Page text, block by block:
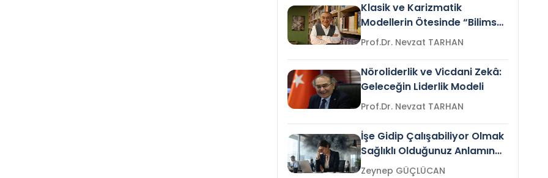
Klasik ve Karizmatik
Modellerin Ötesinde “Bilimsel
Liderlik”
Prof.Dr. Nevzat TARHAN
Nöroliderlik ve Vicdani Zekâ:
Geleceğin Liderlik Modeli
Prof.Dr. Nevzat TARHAN
İşe Gidip Çalışabiliyor Olmak
Sağlıklı Olduğunuz Anlamına
Gelir mi?Zeynep GÜÇLÜCAN